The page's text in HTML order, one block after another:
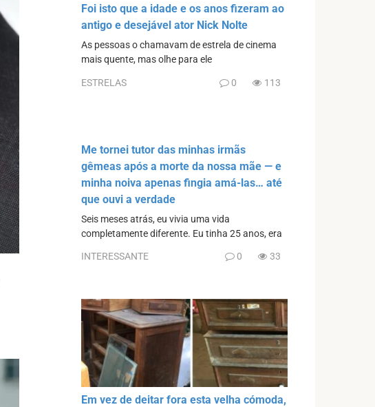
Foi isto que a idade e os anos fizeram ao
antigo e desejável ator Nick Nolte
As pessoas o chamavam de estrela de cinema
mais quente, mas olhe para ele
ESTRELAS 0 113
Me tornei tutor das minhas irmãs
gêmeas após a morte da nossa mãe — e
minha noiva apenas fingia amá-las… até
que ouvi a verdade
Seis meses atrás, eu vivia uma vida
completamente diferente. Eu tinha 25 anos, era
INTERESSANTE 0 33
Em vez de deitar fora esta velha cómoda,